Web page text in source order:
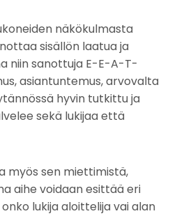
näkökulmasta
sisällön laatua ja
niin sanottuja E-E-A-T-
asiantuntemus, arvovalta
hyvin tutkittu ja
sekä lukijaa että
myös sen miettimistä,
aihe voidaan esittää eri
lukija aloittelija vai alan